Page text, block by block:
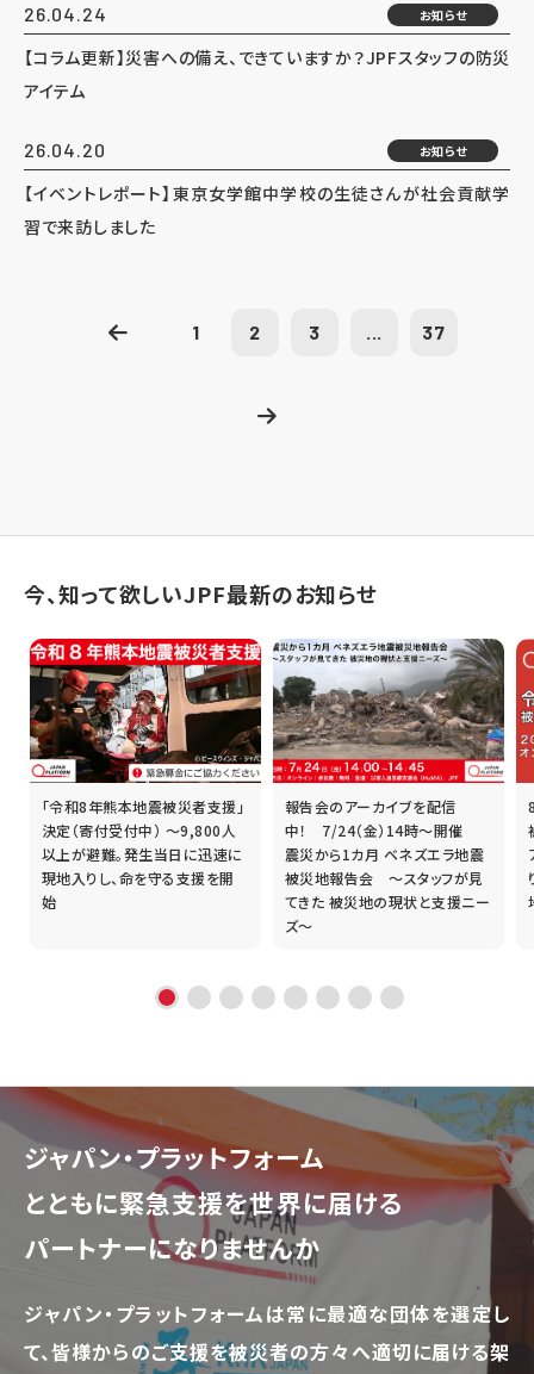
26.04.24 お知らせ
【コラム更新】災害への備え、できていますか？JPFスタッフの防災
アイテム
26.04.20 お知らせ
【イベントレポート】東京女学館中学校の生徒さんが社会貢献学
習で来訪しました
1 2 3 ... 37
今、知って欲しいJPF最新のお知らせ
「令和8年熊本地震被災者支援」
決定（寄付受付中） ～9,800人
以上が避難。発生当日に迅速に
現地入りし、命を守る支援を開
始
報告会のアーカイブを配信
中！ 7/24（金）14時～開催
震災から1カ月 ベネズエラ地震
被災地報告会 ～スタッフが見
てきた 被災地の現状と支援ニー
ズ～
ジャパン・プラットフォーム
とともに緊急支援を世界に届ける
パートナーになりませんか
ジャパン・プラットフォームは常に最適な団体を選定し
て、皆様からのご支援を被災者の方々へ適切に届ける架